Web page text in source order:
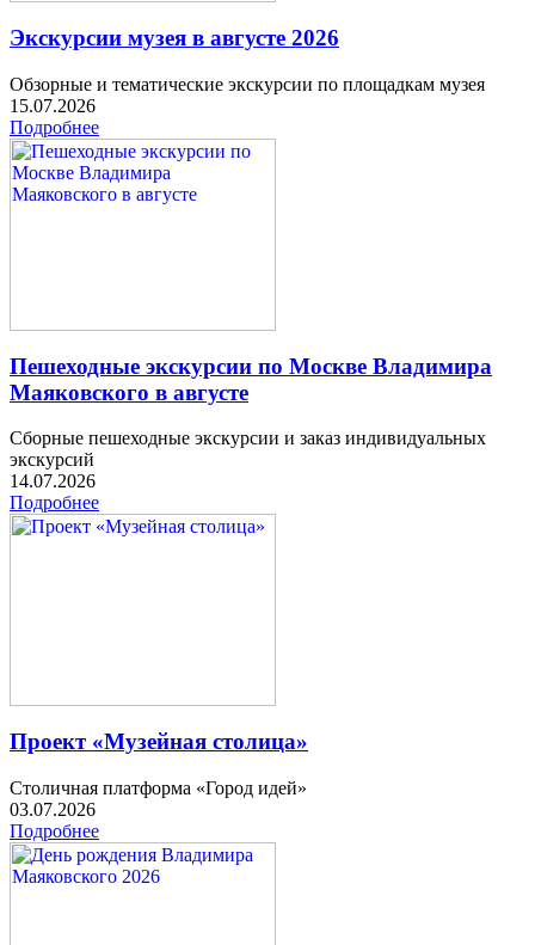
Экскурсии музея в августе 2026
Обзорные и тематические экскурсии по площадкам музея
15.07.2026
Подробнее
Пешеходные экскурсии по Москве Владимира
Маяковского в августе
Сборные пешеходные экскурсии и заказ индивидуальных
экскурсий
14.07.2026
Подробнее
Проект «Музейная столица»
Столичная платформа «Город идей»
03.07.2026
Подробнее